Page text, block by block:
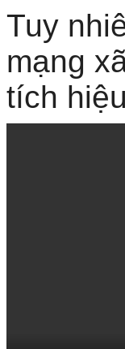
Tuy
mạng
tích